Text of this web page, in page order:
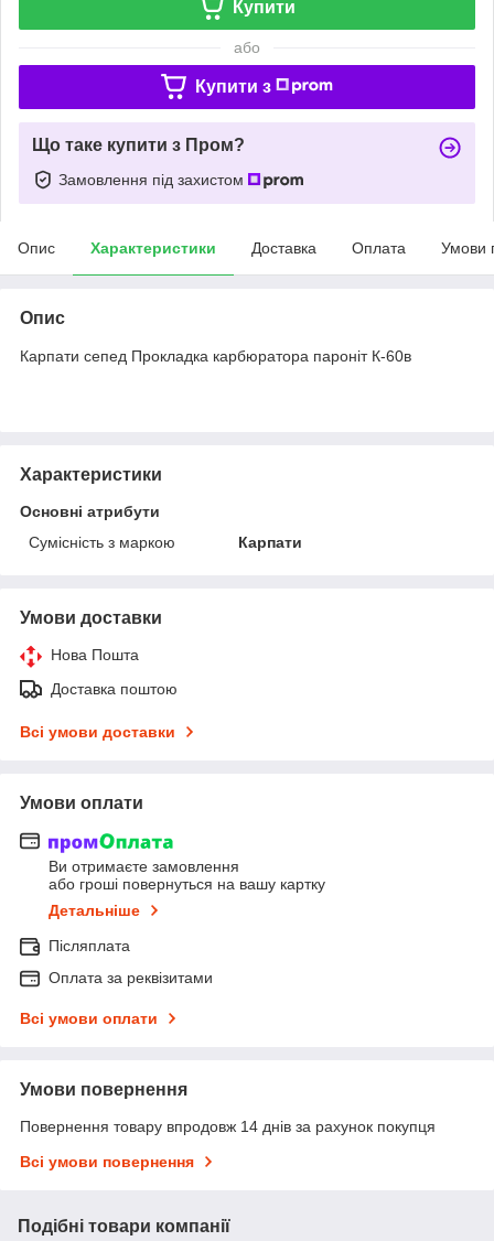
Купити
або
Купити з
Що таке купити з Пром?
Замовлення під захистом
Опис Характеристики Доставка Оплата Умови
Опис
Карпати сепед Прокладка карбюратора пароніт К-60в
Характеристики
Основні атрибути
Сумісність з маркою
Карпати
Умови доставки
Нова Пошта
Доставка поштою
Всі умови доставки
Умови оплати
Ви отримаєте замовлення
або гроші повернуться на вашу картку
Детальніше
Післяплата
Оплата за реквізитами
Всі умови оплати
Умови повернення
Повернення товару впродовж 14 днів за рахунок покупця
Всі умови повернення
Подібні товари компанії